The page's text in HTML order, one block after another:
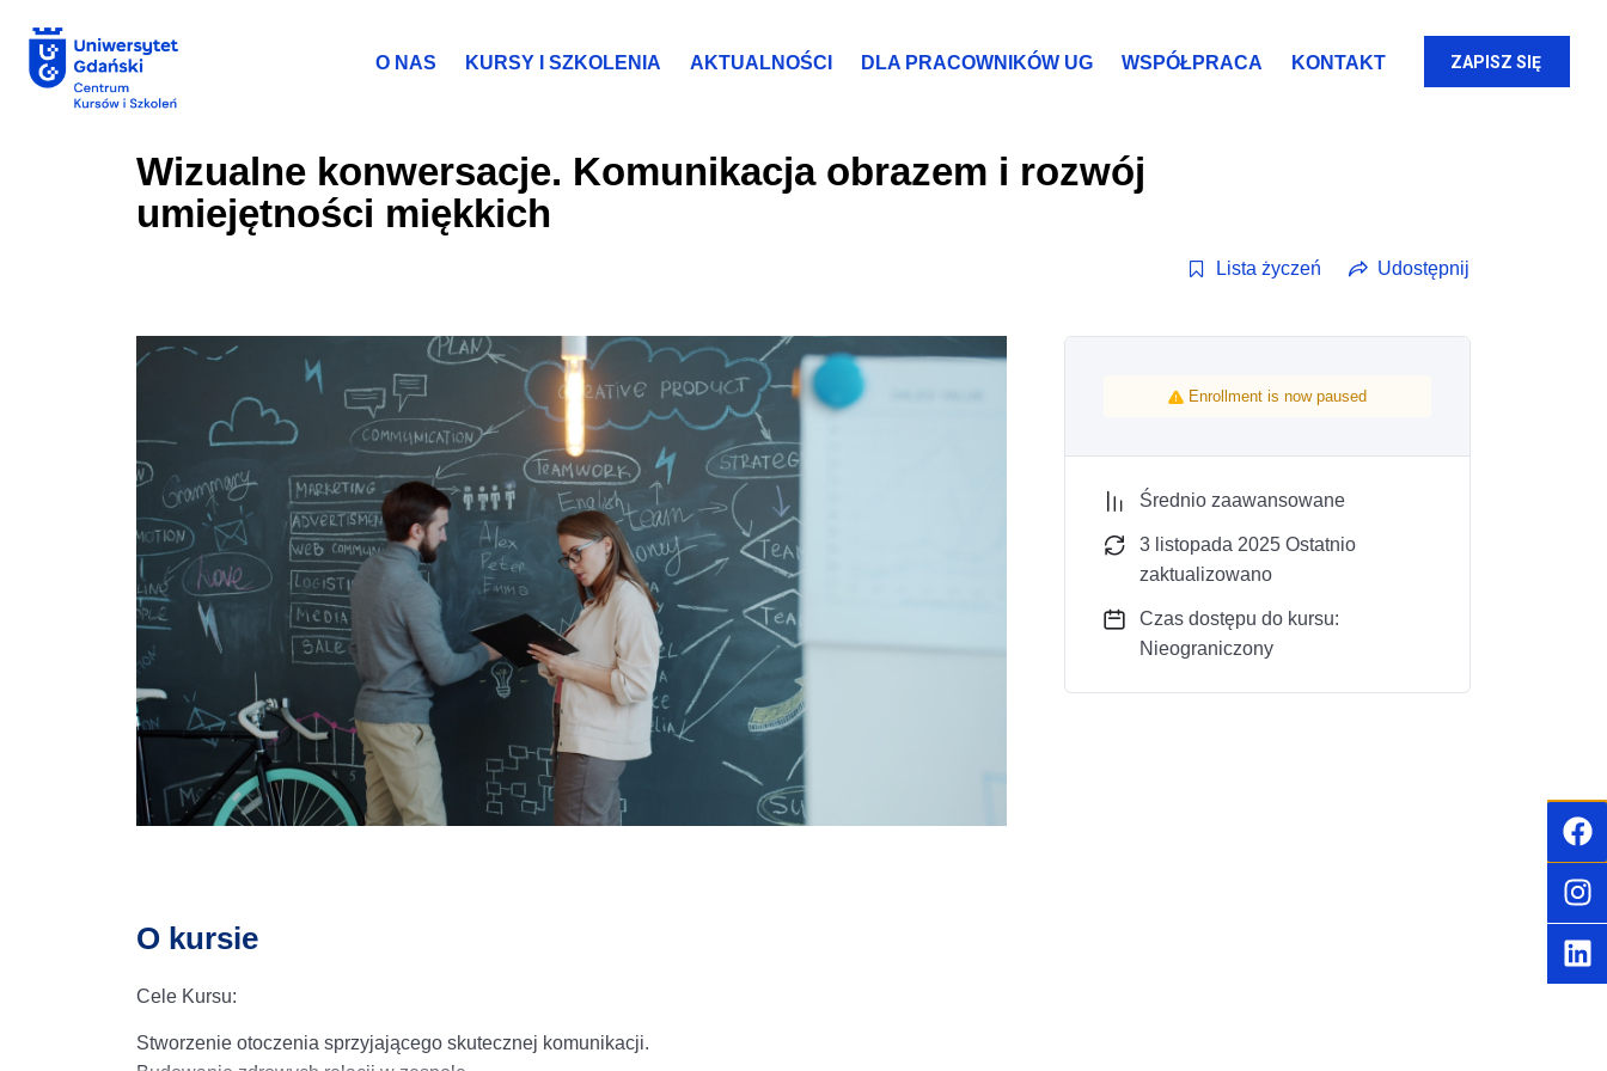
O NAS KURSY I SZKOLENIA AKTUALNOŚCI DLA PRACOWNIKÓW UG WSPÓŁPRACA KONTAKT ZAPISZ SIĘ
Wizualne konwersacje. Komunikacja obrazem i rozwój
umiejętności miękkich
Lista życzeń Udostępnij
O kursie
Cele Kursu:
Stworzenie otoczenia sprzyjającego skutecznej komunikacji.
Enrollment is now paused
Średnio zaawansowane
3 listopada 2025 Ostatnio
zaktualizowano
Czas dostępu do kursu:
Nieograniczony